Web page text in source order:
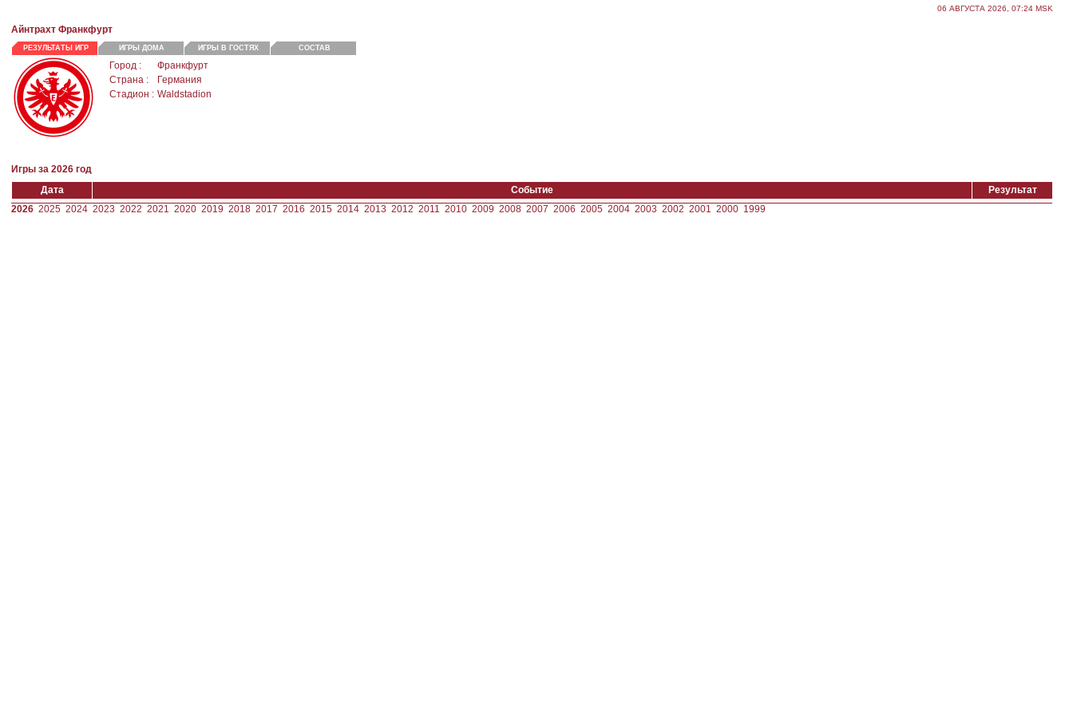
06 АВГУСТА 2026, 07:24 MSK
Айнтрахт Франкфурт
РЕЗУЛЬТАТЫ ИГР ИГРЫ ДОМА ИГРЫ В ГОСТЯХ СОСТАВ
Город :
Франкфурт
Страна :
Германия
Стадион : Waldstadion
Игры за 2026 год
Дата
Событие
Результат
2026 2025 2024 2023 2022 2021 2020 2019 2018 2017 2016 2015 2014 2013 2012 2011 2010 2009 2008 2007 2006 2005 2004 2003 2002 2001 2000 1999